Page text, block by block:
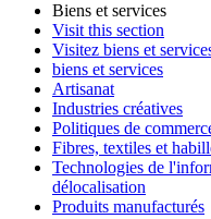
Biens et services
Visit this section
Visitez biens et
biens et services
Artisanat
Industries créatives
Politiques de
Fibres, textiles et
Technologies de
délocalisation
Produits manufacturés